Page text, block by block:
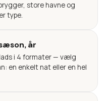
store havne og
type.
år
i 4 formater — vælg
en enkelt nat eller en hel